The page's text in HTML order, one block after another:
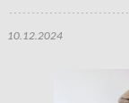
10.12.2024